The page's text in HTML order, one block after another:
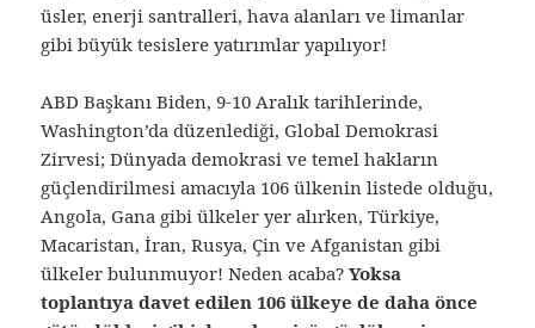
üsler, enerji santralleri, hava alanları ve limanlar
gibi büyük tesislere yatırımlar yapılıyor!
ABD Başkanı Biden, 9-10 Aralık tarihlerinde,
Washington’da düzenlediği, Global Demokrasi
Zirvesi; Dünyada demokrasi ve temel hakların
güçlendirilmesi amacıyla 106 ülkenin listede olduğu,
Angola, Gana gibi ülkeler yer alırken, Türkiye,
Macaristan, İran, Rusya, Çin ve Afganistan gibi
ülkeler bulunmuyor! Neden acaba?Yoksa
toplantıya davet edilen 106 ülkeye de daha önce